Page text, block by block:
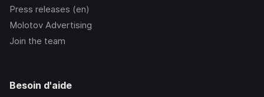
Press releases (en)
Molotov Advertising
Join the team
Besoin d'aide